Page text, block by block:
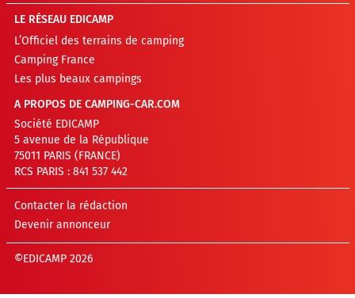
LE RÉSEAU EDICAMP
L’Officiel des terrains de camping
Camping France
Les plus beaux campings
A PROPOS DE CAMPING-CAR.COM
Société EDICAMP
5 avenue de la République
75011 PARIS (FRANCE)
RCS PARIS : 841 537 442
Contacter la rédaction
Devenir annonceur
©EDICAMP 2026